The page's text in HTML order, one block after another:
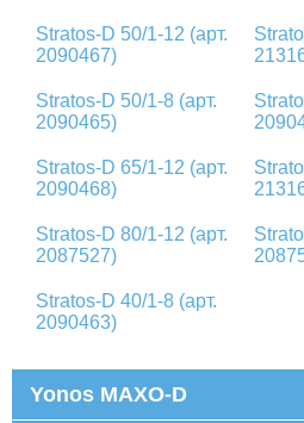
Stratos-D 50/1-12 (арт.
2090467)
Stratos-D 50/1-8 (арт.
2090465)
Stratos-D 65/1-12 (арт.
2090468)
Stratos-D 80/1-12 (арт.
2087527)
Stratos-D 40/1-8 (арт.
2090463)
Yonos MAXO-D